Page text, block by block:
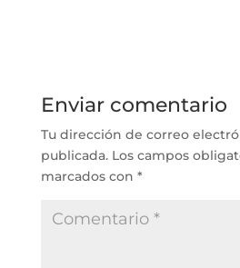
Enviar comentario
Tu dirección de correo
publicada. Los campos
marcados con *